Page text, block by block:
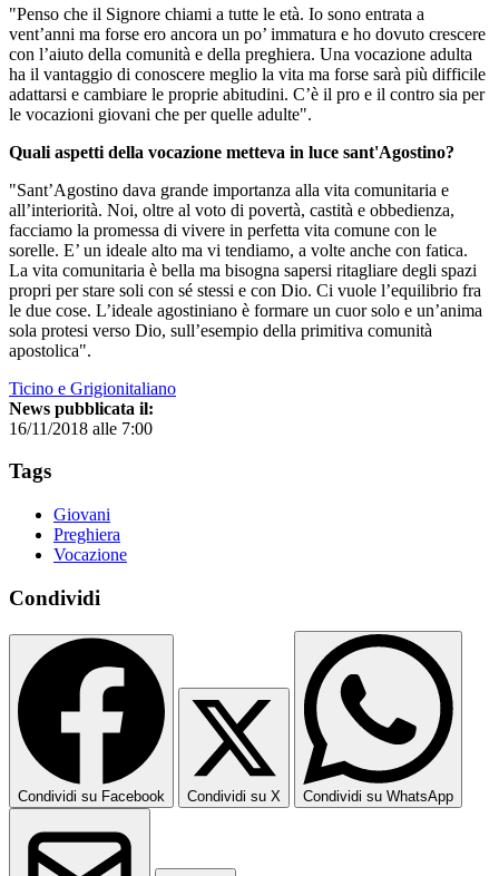
"Penso che il Signore chiami a tutte le età. Io sono entrata a
vent’anni ma forse ero ancora un po’ immatura e ho dovuto crescere
con l’aiuto della comunità e della preghiera. Una vocazione adulta
ha il vantaggio di conoscere meglio la vita ma forse sarà più difficile
adattarsi e cambiare le proprie abitudini. C’è il pro e il contro sia per
le vocazioni giovani che per quelle adulte".
Quali aspetti della vocazione metteva in luce sant'Agostino?
"Sant’Agostino dava grande importanza alla vita comunitaria e
all’interiorità. Noi, oltre al voto di povertà, castità e obbedienza,
facciamo la promessa di vivere in perfetta vita comune con le
sorelle. E’ un ideale alto ma vi tendiamo, a volte anche con fatica.
La vita comunitaria è bella ma bisogna sapersi ritagliare degli spazi
propri per stare soli con sé stessi e con Dio. Ci vuole l’equilibrio fra
le due cose. L’ideale agostiniano è formare un cuor solo e un’anima
sola protesi verso Dio, sull’esempio della primitiva comunità
apostolica".
Ticino e Grigionitaliano
News pubblicata il:
16/11/2018 alle 7:00
Tags
Giovani
Preghiera
Vocazione
Condividi
Condividi su Facebook Condividi su X Condividi su WhatsApp